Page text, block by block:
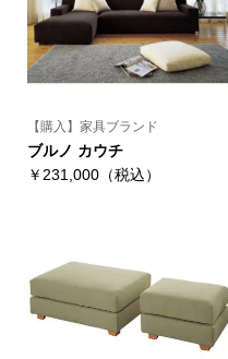
【購入】家具ブランド
ブルノ カウチ
￥231,000（税込）